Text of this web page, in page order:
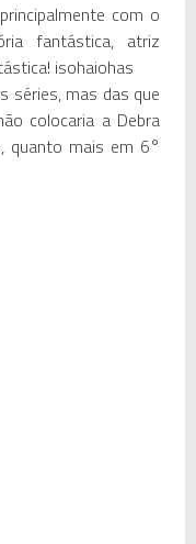
com o
fantástica, atriz
isohaiohas
séries, mas das que
colocaria a Debra
quanto mais em 6°